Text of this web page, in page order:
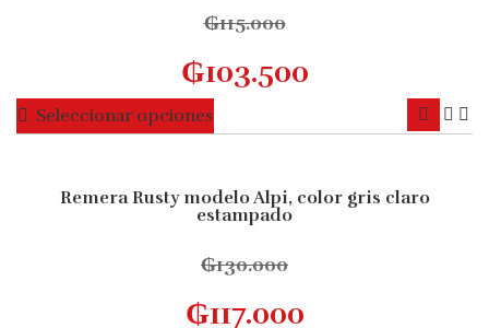
producto
Las
se
pueden
página
de
₲115.000
₲103.500
Seleccionar opciones
producto
múltiples
variantes.
opciones
pueden
10% OFFRemera Rusty modelo Alpi, color gris claro
estampado
₲130.000
₲117.000